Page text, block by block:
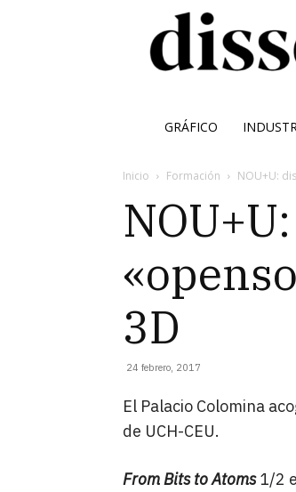
GRÁFICO
Inicio Formación NOU+U:
3D
24 febrero, 2017
El Palacio Colomina
de UCH-CEU.
From Bits to Atoms1/2